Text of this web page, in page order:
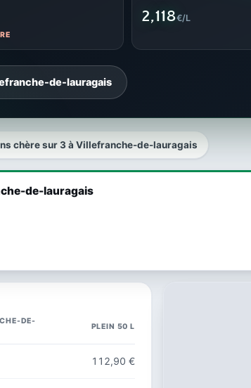
2,118€/L
de-lauragais
chère sur 3 à Villefranche-de-lauragais
de-lauragais
DE-
PLEIN 50 L
112,90 €